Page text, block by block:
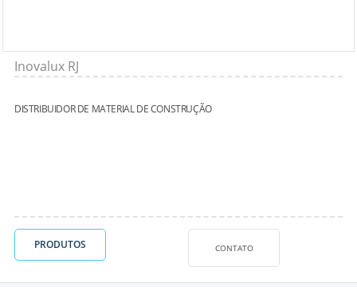
Inovalux RJ
DISTRIBUIDOR DE MATERIAL DE CONSTRUÇÃO
PRODUTOS CONTATO